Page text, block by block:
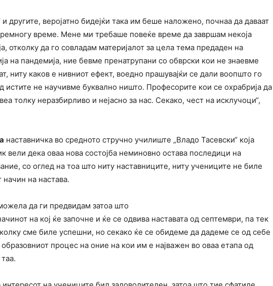
и другите, веројатно бидејќи така им беше наложено, почнаа да даваат
време. Мене ми требаше повеќе време да завршам некоја
отколку да го совладам материјалот за цела тема предаден на
на пандемија, ние бевме пренатрупани со обврски кои не знаевме
ниту каков е нивниот ефект, воедно прашувајќи се дали воопшто го
истите не научивме буквално ништо. Професорите кои се охрабрија да
толку неразбирливо и нејасно за нас. Секако, чест на исклучоци“,
наставничка во средното стручно училиште „Владо Тасевски“ која
вели дека оваа нова состојба неминовно остава последици на
со оглед на тоа што ниту наставниците, ниту учениците не биле
начин на настава.
да ги предвидам затоа што
на кој ќе започне и ќе се одвива наставата од септември, па тек
сме биле успешни, но секако ќе се обидеме да дадеме се од себе
процес на оние на кои им е најважен во оваа етапа од